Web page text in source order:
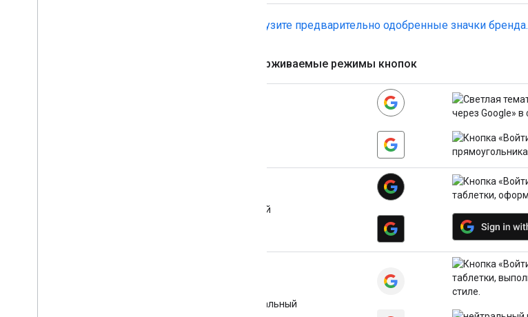
Загрузите предварительно одобренные значки бренда.
Поддерживаемые режимы кнопок
Темный
Нейтральный